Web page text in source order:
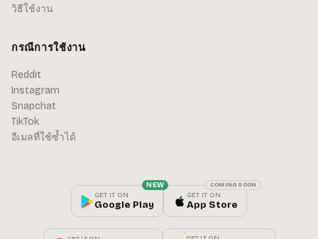
วิธีใช้งาน
กรณีการใช้งาน
Reddit
Instagram
Snapchat
TikTok
อีเมลที่ใช้ซ้ำได้
GET IT ON
Google Play
NEW
GET IT ON
App Store
COMING SOON